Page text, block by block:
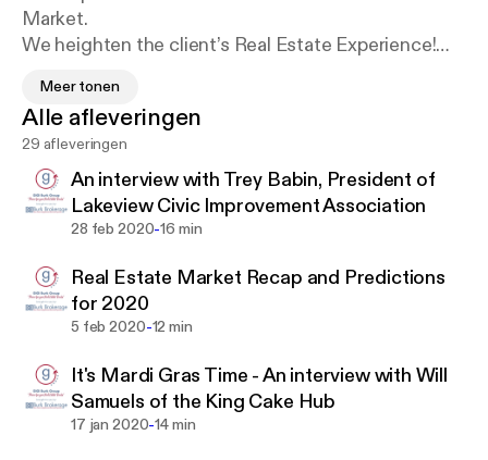
Market.
We heighten the client’s Real Estate Experience!
Estate expertise, the G Force Team capitalizes on
the strengths and talents of each member to
provide the ultimate level of service to their Clients!
G-Force covers the bases from Big Picture to the
Smallest Details, from Property Analysis to Closing,
from Social Media Marketing to Client
Meer tonen
Alle afleveringen
29 afleveringen
An interview with Trey Babin, President of
Lakeview Civic Improvement Association
28 feb 2020-16 min
Real Estate Market Recap and Predictions
for 2020
5 feb 2020-12 min
It's Mardi Gras Time - An interview with Will
Samuels of the King Cake Hub
17 jan 2020-14 min